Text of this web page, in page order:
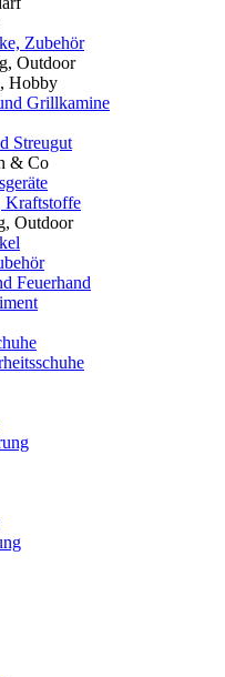
Zubehör
Outdoor
Hobby
Grillkamine
Streugut
& Co
Kraftstoffe
Outdoor
Feuerhand